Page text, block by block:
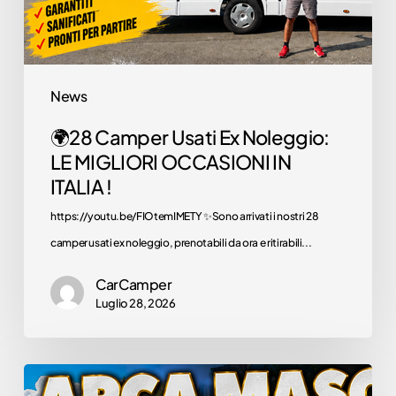
News
IN
ITALIA
!
🌍28 Camper Usati Ex Noleggio:
LE MIGLIORI OCCASIONI IN
ITALIA !
https://youtu.be/FIOtemIMETY ✨Sono arrivati i nostri 28
camper usati ex noleggio, prenotabili da ora e ritirabili...
CarCamper
Luglio 28, 2026
🌍
Camper
nuovi
Scoprili